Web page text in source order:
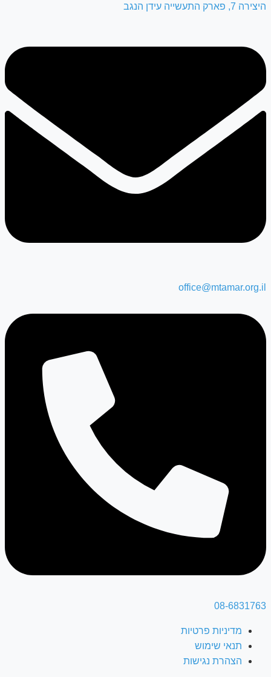
היצירה 7, פארק התעשייה עידן הנגב
office@mtamar.org.il
08-6831763
מדיניות פרטיות
תנאי שימוש
הצהרת נגישות